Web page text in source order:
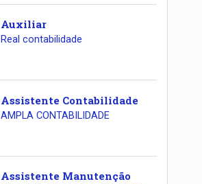
Auxiliar
Real contabilidade
Assistente Contabilidade
AMPLA CONTABILIDADE
Assistente Manutenção